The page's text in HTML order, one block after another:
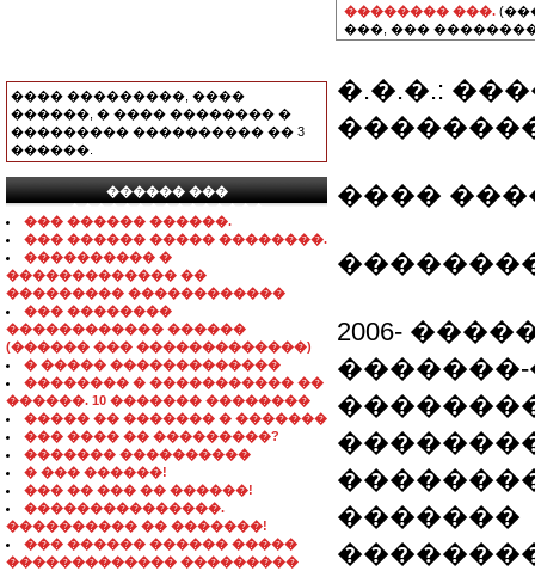
���� ���������, ����
������, � ���� �������� �
��������� ���������� �� 3
������.
������ ���
���������������
��� ������ ������.
��� ������ ����� ��������.
���������� �
������������� ��
��������� ������������
��� ��������
������������ ������
(������ ��� �������������)
� ����� �������������
�������� � ����������� ��
������. 10 ������� ��������
����� �� ������� � �������
��� ���� �� ���������?
������� ����������
� ��� ������!
��� �� ��� �� ������!
���������������.
���������� �� �������!
��� ������ ������ �����
������������� ���������
�������� ���.
���, ���
�.�.�.:
����
2006-
�������